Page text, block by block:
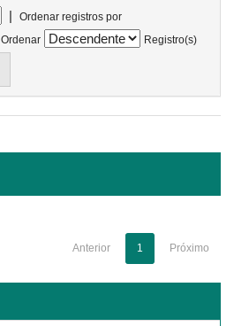
|
Ordenar registros por
Ordenar
Registro(s)
Anterior 1 Próximo